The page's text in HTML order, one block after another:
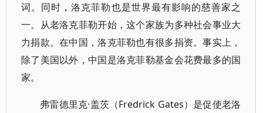
词。同时，洛克菲勒也是世界最有影响的慈善家之
一。从老洛克菲勒开始，这个家族为多种社会事业大
力捐款。在中国，洛克菲勒也有很多捐资。事实上，
除了美国以外，中国是洛克菲勒基金会花费最多的国
家。
弗雷德里克·盖茨（Fredrick Gates）是促使老洛